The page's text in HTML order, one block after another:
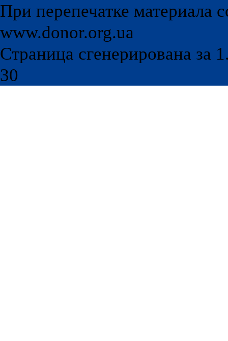
При перепечатке материала
www.donor.org.ua
Страница сгенерирована за
30